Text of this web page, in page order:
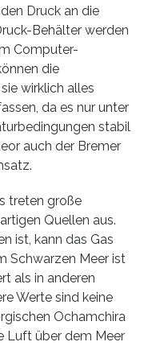
Druck an die
Behälter werden
Computer-
die
wirklich alles
da es nur unter
stabil
auch der Bremer
treten große
Quellen aus.
ist, kann das Gas
Schwarzen Meer ist
als in anderen
Werte sind keine
Ochamchira
Luft über dem Meer